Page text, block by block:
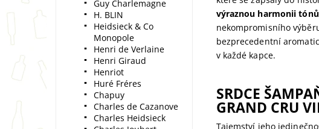
výraznou harmonii
nekompromisního
bezprecedentní
v každé kapce.
SRDCE
GRAND CRU
Tajemství jeho
Guy Charlemagne
H. BLIN
Heidsieck & Co
Monopole
Henri de Verlaine
Henri Giraud
Henriot
Huré Fréres
Chapuy
Charles de Cazanove
Charles Heidsieck